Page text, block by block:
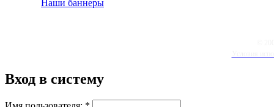
Наши баннеры
Вход в систему